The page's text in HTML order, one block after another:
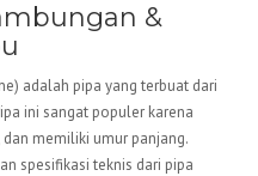
&
adalah pipa yang terbuat dari
ini sangat populer karena
memiliki umur panjang.
spesifikasi teknis dari pipa